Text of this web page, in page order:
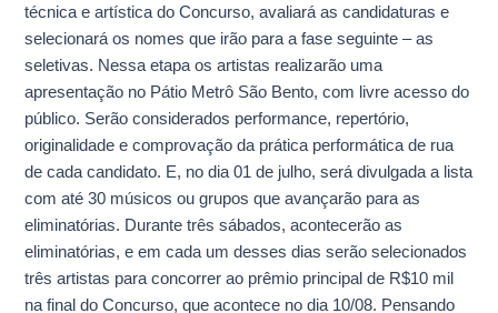
técnica e artística do Concurso, avaliará as candidaturas e
selecionará os nomes que irão para a fase seguinte – as
seletivas. Nessa etapa os artistas realizarão uma
apresentação no Pátio Metrô São Bento, com livre acesso do
público. Serão considerados performance, repertório,
originalidade e comprovação da prática performática de rua
de cada candidato. E, no dia 01 de julho, será divulgada a lista
com até 30 músicos ou grupos que avançarão para as
eliminatórias. Durante três sábados, acontecerão as
eliminatórias, e em cada um desses dias serão selecionados
três artistas para concorrer ao prêmio principal de R$10 mil
na final do Concurso, que acontece no dia 10/08. Pensando